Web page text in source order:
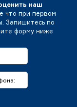
наш
что при первом
Запишитесь по
форму ниже